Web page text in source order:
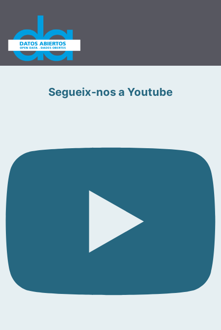
Segueix-nos a Youtube